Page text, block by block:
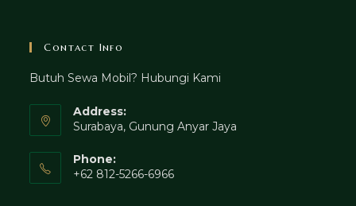
Contact Info
Butuh Sewa Mobil? Hubungi Kami
Address:
Surabaya, Gunung Anyar Jaya
Phone:
+62 812-5266-6966